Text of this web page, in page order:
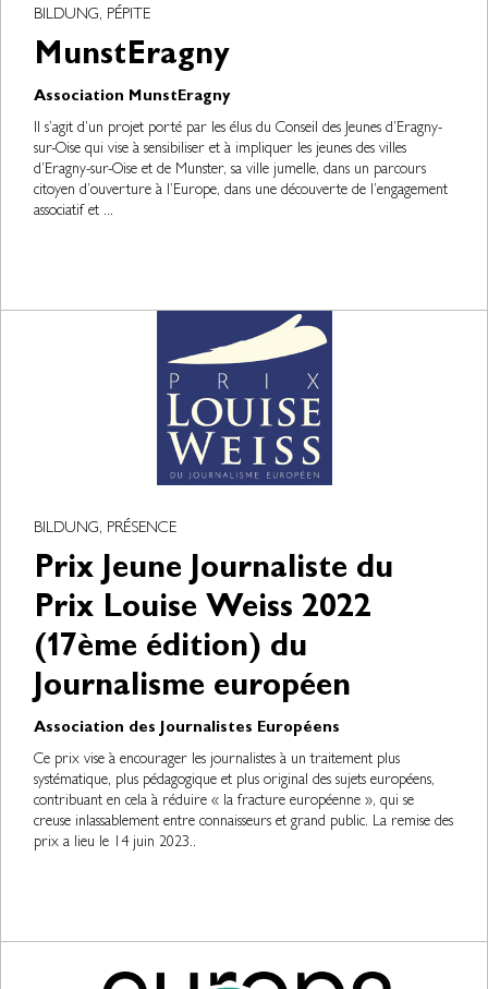
BILDUNG, PÉPITE
MunstEragny
Association MunstEragny
Il s’agit d’un projet porté par les élus du Conseil des Jeunes d’Eragny-
sur-Oise qui vise à sensibiliser et à impliquer les jeunes des villes
d’Eragny-sur-Oise et de Munster, sa ville jumelle, dans un parcours
citoyen d’ouverture à l’Europe, dans une découverte de l’engagement
associatif et ...
BILDUNG, PRÉSENCE
Prix Jeune Journaliste du
Prix Louise Weiss 2022
(17ème édition) du
Journalisme européen
Association des Journalistes Européens
Ce prix vise à encourager les journalistes à un traitement plus
systématique, plus pédagogique et plus original des sujets européens,
contribuant en cela à réduire « la fracture européenne », qui se
creuse inlassablement entre connaisseurs et grand public. La remise des
prix a lieu le 14 juin 2023..